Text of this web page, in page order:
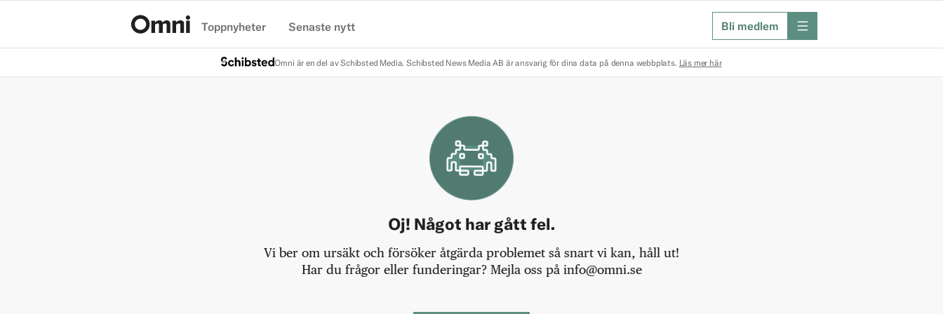
Toppnyheter Senaste nytt Bli medlem meny
Omni är en del av Schibsted Media. Schibsted News Media AB är ansvarig för dina data på denna webbplats. Läs mer här
Oj! Något har gått fel.
Vi ber om ursäkt och försöker åtgärda problemet så snart vi kan, håll ut!
Har du frågor eller funderingar? Mejla oss på info@omni.se